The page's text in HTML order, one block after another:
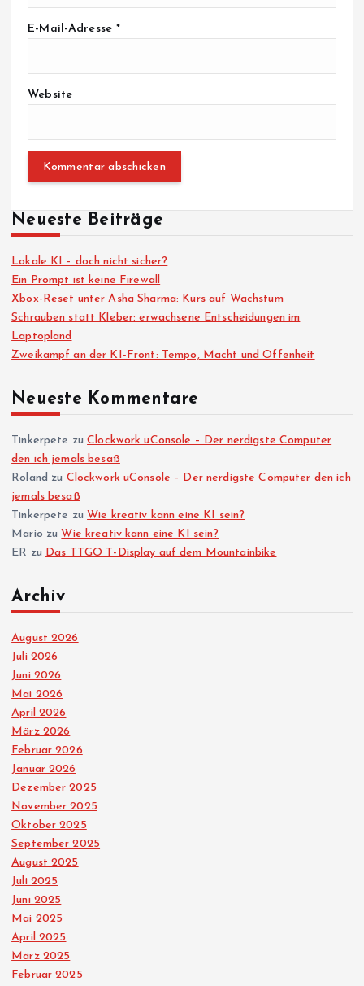
E-Mail-Adresse*
Website
Neueste Beiträge
Lokale KI – doch nicht sicher?
Ein Prompt ist keine Firewall
Xbox-Reset unter Asha Sharma: Kurs auf Wachstum
Schrauben statt Kleber: erwachsene Entscheidungen im
Laptopland
Zweikampf an der KI-Front: Tempo, Macht und Offenheit
Neueste Kommentare
Tinkerpete zuClockwork uConsole – Der nerdigste Computer
den ich jemals besaß
Roland zu Clockwork uConsole – Der nerdigste Computer den ich
jemals besaß
Tinkerpete zuWie kreativ kann eine KI sein?
Mario zuWie kreativ kann eine KI sein?
ER zu Das TTGO T-Display auf dem Mountainbike
Archiv
August 2026
Juli 2026
Juni 2026
Mai 2026
April 2026
März 2026
Februar 2026
Januar 2026
Dezember 2025
November 2025
Oktober 2025
September 2025
August 2025
Juli 2025
Juni 2025
Mai 2025
April 2025
März 2025
Februar 2025